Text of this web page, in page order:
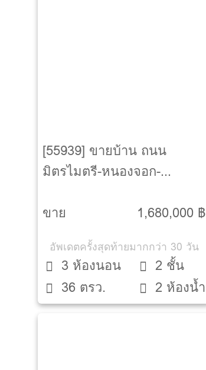
[55939] ขายบ้าน ถนน
มิตรไมตรี-หนองจอก-
ขาย
1,680,000 ฿
อัพเดตครั้งสุดท้ายมากกว่า 30 วัน
3 ห้องนอน
36 ตรว.
2 ชั้น
2 ห้องน้ำ